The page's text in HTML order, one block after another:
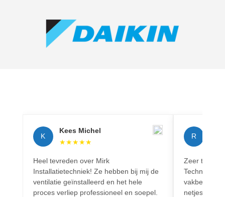
K
Kees Michel
★★★★★
Heel tevreden over Mirk
Installatietechniek! Ze hebben bij mij de
ventilatie geïnstalleerd en het hele
proces verliep professioneel en soepel.
R
Zeer
Techniek!
netjes en